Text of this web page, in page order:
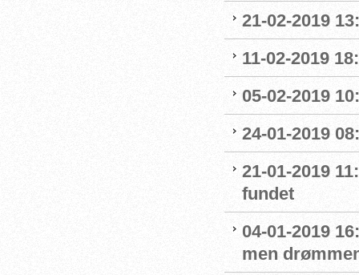
21-02-2019
11-02-2019
05-02-2019
24-01-2019
21-01-2019
fundet
04-01-2019
men